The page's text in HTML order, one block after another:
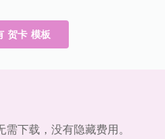
贺卡 模板
下载，没有隐藏费用。